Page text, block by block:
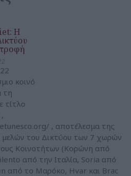
Η
κοινό
τη
τίτλο
, αποτέλεσμα της
μελών του Δικτύου των 7 χωρών
Κοινοτήτων (Κορώνη από
από την Ιταλία, Soria από
από το Μαρόκο, Hvar και Brac